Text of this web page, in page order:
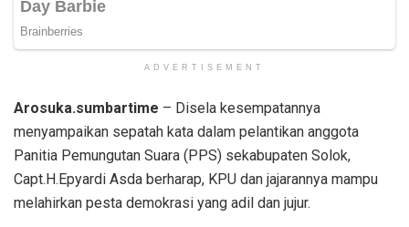
ADVERTISEMENT
Arosuka.sumbartime – Disela kesempatannya
menyampaikan sepatah kata dalam pelantikan anggota
Panitia Pemungutan Suara (PPS) sekabupaten Solok,
Capt.H.Epyardi Asda berharap, KPU dan jajarannya mampu
melahirkan pesta demokrasi yang adil dan jujur.